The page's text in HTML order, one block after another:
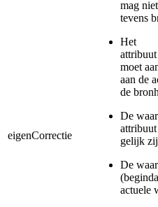
eigenCorrectie
mag
tevens
Het
attribuut
moet
aan de
de
De
attribuut
gelijk
De
actuele